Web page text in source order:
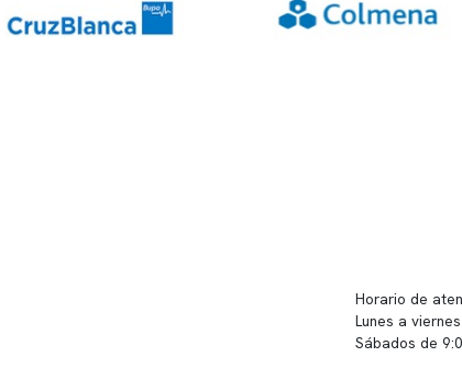
Horario de
Lunes a
Sábados de